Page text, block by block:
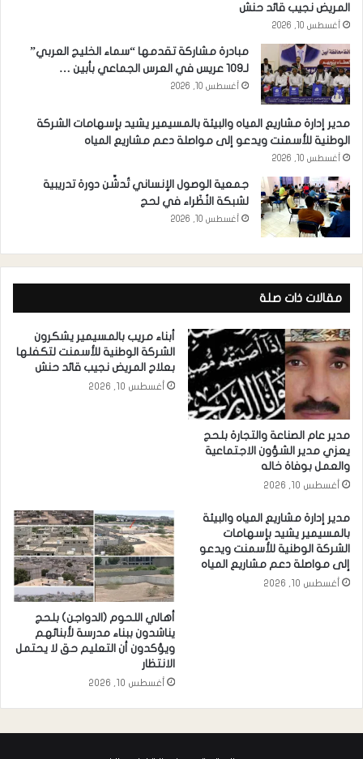
المريض نجيب قائد حنش
أغسطس 10, 2026
مبادرة مشاركة تقدمها “سماء الخليج العربي”
لـ109 عريس في العرس الجماعي بأبين …
أغسطس 10, 2026
مدير إدارة مشاريع المياه والبيئة بالمسيمير يشيد بإسهامات الشركة
الوطنية للأسمنت ويدعو إلى مواصلة دعم مشاريع المياه
أغسطس 10, 2026
جمعية الوصول الإنساني تُدشِّن دورة تدريبية
لشبكة النُظَراء في لحج
أغسطس 10, 2026
مقالات ذات صلة
مدير عام الصناعة والتجارة بلحج
يعزي مدير الشؤون الاجتماعية
والعمل بوفاة خاله
أغسطس 10, 2026
أبناء مريب بالمسيمير يشكرون
الشركة الوطنية للأسمنت لتكفلها
بعلاج المريض نجيب قائد حنش
أغسطس 10, 2026
مدير إدارة مشاريع المياه والبيئة
بالمسيمير يشيد بإسهامات
الشركة الوطنية للأسمنت ويدعو
إلى مواصلة دعم مشاريع المياه
أغسطس 10, 2026
أهالي اللحوم (الدواجن) بلحج
يناشدون ببناء مدرسة لأبنائهم
ويؤكدون أن التعليم حق لا يحتمل
الانتظار
أغسطس 10, 2026